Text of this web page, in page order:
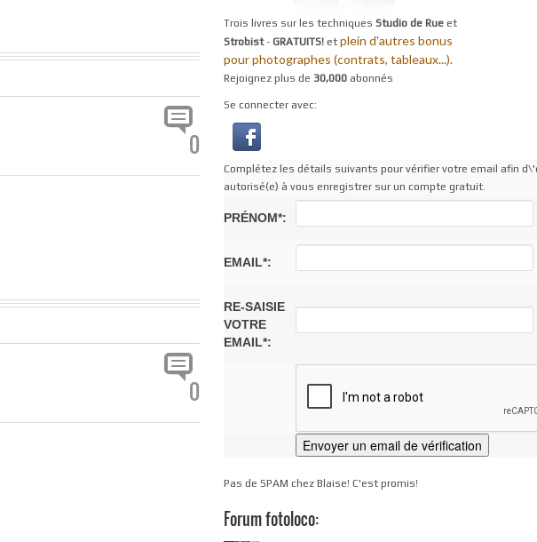
0
0
Trois livres sur les techniques Studio de Rueet
Strobist- GRATUITS! et plein d'autres bonus
pour photographes (contrats, tableaux...).
Rejoignez plus de 30,000abonnés
Se connecter avec:
Complétez les détails suivants pour vérifier votre email afin
autorisé(e) à vous enregistrer sur un compte gratuit.
PRÉNOM*:
EMAIL*:
RE-SAISIE
VOTRE
EMAIL*:
Pas de SPAM chez Blaise! C'est promis!
Forum fotoloco: